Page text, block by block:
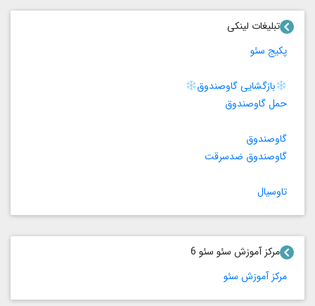
تبلیغات لینکی
پکیج سئو
بازگشایی گاوصندوق
حمل گاوصندوق
گاوصندوق
گاوصندوق ضدسرقت
تاوسیال
مرکز آموزش سئو سئو 6
مرکز آموزش سئو